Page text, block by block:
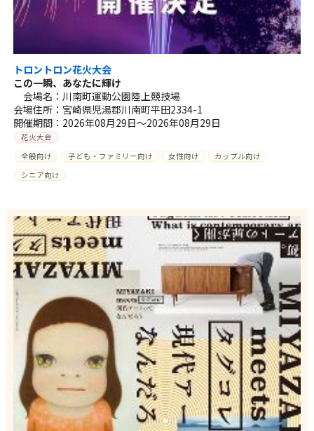
トロントロン花火大会
この一瞬、あなたに輝け
会場名：川南町運動公園陸上競技場
会場住所：宮崎県児湯郡川南町平田2334-1
開催期間：2026年08月29日～2026年08月29日
花火大会
全般向け
子ども・ファミリー向け 女性向け
カップル向け
シニア向け